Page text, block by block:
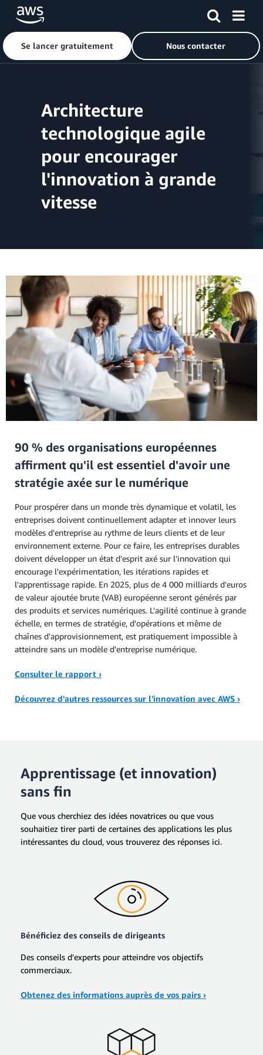
Se lancer gratuitement Nous contacter
Architecture
technologique agile
pour encourager
l'innovation à grande
vitesse
90 % des organisations européennes
affirment qu'il est essentiel d'avoir une
stratégie axée sur le numérique
Pour prospérer dans un monde très dynamique et volatil, les
entreprises doivent continuellement adapter et innover leurs
modèles d'entreprise au rythme de leurs clients et de leur
environnement externe. Pour ce faire, les entreprises durables
doivent développer un état d'esprit axé sur l'innovation qui
encourage l'expérimentation, les itérations rapides et
l'apprentissage rapide. En 2025, plus de 4 000 milliards d'euros
de valeur ajoutée brute (VAB) européenne seront générés par
des produits et services numériques. L'agilité continue à grande
échelle, en termes de stratégie, d'opérations et même de
chaînes d'approvisionnement, est pratiquement impossible à
atteindre sans un modèle d'entreprise numérique.
Consulter le rapport ›
Découvrez d'autres ressources sur l'innovation avec AWS ›
Apprentissage (et innovation)
sans fin
Que vous cherchiez des idées novatrices ou que vous
souhaitiez tirer parti de certaines des applications les plus
intéressantes du cloud, vous trouverez des réponses ici.
Bénéficiez des conseils de dirigeants
Des conseils d'experts pour atteindre vos objectifs
commerciaux.
Obtenez des informations auprès de vos pairs ›